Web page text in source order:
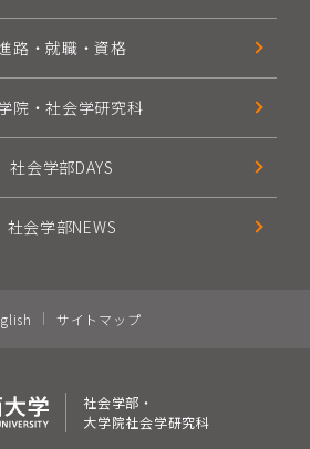
路・就職・資格
院・社会学研究科
社会学部DAYS
社会学部NEWS
サイトマップ
社会学部・
大学院社会学研究科